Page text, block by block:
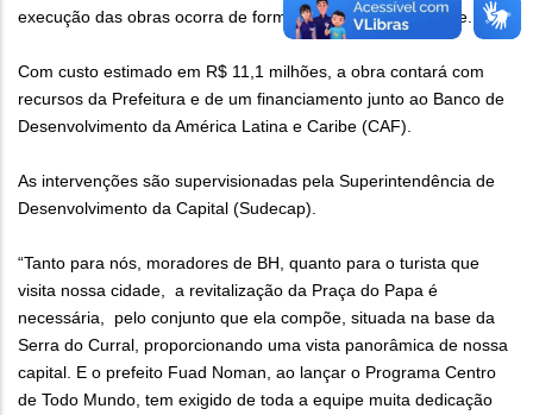
execução das obras ocorra de forma organizada e eficiente.
Com custo estimado em R$ 11,1 milhões, a obra contará com
recursos da Prefeitura e de um financiamento junto ao Banco de
Desenvolvimento da América Latina e Caribe (CAF).
As intervenções são supervisionadas pela Superintendência de
Desenvolvimento da Capital (Sudecap).
“Tanto para nós, moradores de BH, quanto para o turista que
visita nossa cidade, a revitalização da Praça do Papa é
necessária, pelo conjunto que ela compõe, situada na base da
Serra do Curral, proporcionando uma vista panorâmica de nossa
capital. E o prefeito Fuad Noman, ao lançar o Programa Centro
de Todo Mundo, tem exigido de toda a equipe muita dedicação